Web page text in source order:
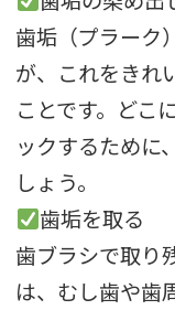
歯垢（プラーク
が、 これをきれ
ことです。 どこ
ックするために、
しょう。
歯垢を取る
歯ブラシで取り
は、 むし歯や歯